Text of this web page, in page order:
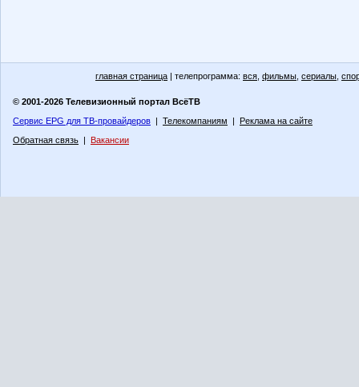
главная страница | телепрограмма: вся фильмы сериалы
© 2001-2026 Телевизионный портал ВсёТВ
Сервис EPG для ТВ-провайдеров | Телекомпаниям | Реклама на сайте
Обратная связь | Вакансии